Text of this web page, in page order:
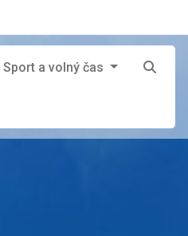
Sport a volný čas